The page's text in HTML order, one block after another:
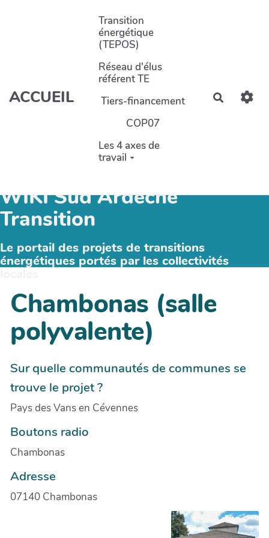
Aller au contenu principal
ACCUEIL
Transition
énergétique
(TEPOS)
Réseau d'élus
référent TE
Tiers-financement
COP07
Les 4 axes de
travail
WIKI Sud Ardèche
Transition
Le portail des projets de transitions
énergétiques portés par les collectivités
Chambonas (salle
polyvalente)
Sur quelle communautés de communes se
trouve le projet ?
Pays des Vans en Cévennes
Boutons radio
Chambonas
Adresse
07140 Chambonas